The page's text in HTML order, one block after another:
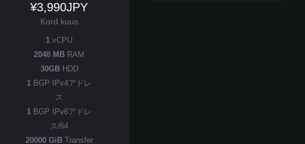
¥3,990JPY
Kord kuus
1 vCPU
2048 MB RAM
30GBHDD
1 BGP IPv4アドレ
ス
1 BGP IPv6アドレ
ス/64
20000 GiBTransfer